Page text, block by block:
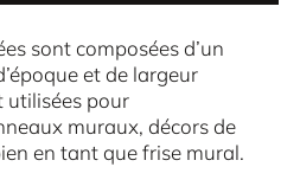
sont composées d’un
et de largeur
utilisées pour
muraux, décors de
en tant que frise mural.